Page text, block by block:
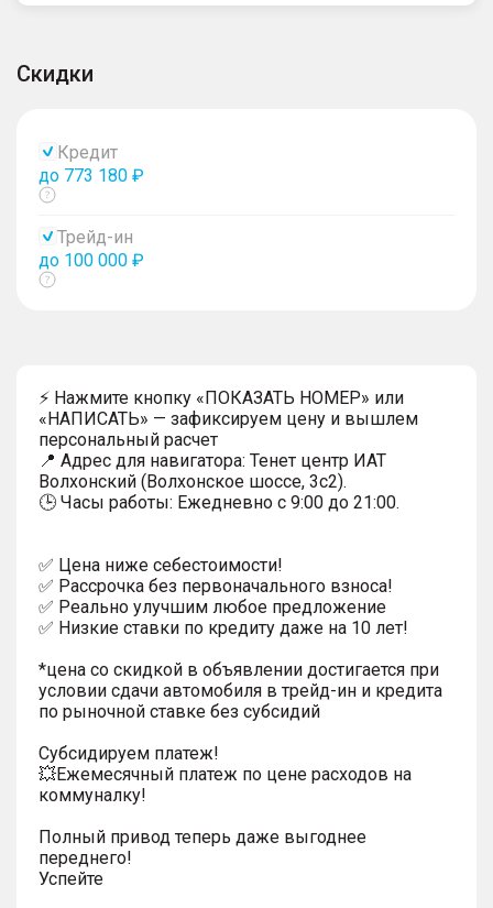
Скидки
Кредит
до 773 180 ₽
Показать
Трейд-ин
до 100 000 ₽
Показать
⚡ Нажмите кнопку «ПОКАЗАТЬ НОМЕР» или
«НАПИСАТЬ» — зафиксируем цену и вышлем
персональный расчет
📍 Адрес для навигатора: Тенет центр ИАТ
Волхонский (Волхонское шоссе, 3с2).
🕒 Часы работы: Ежедневно с 9:00 до 21:00.
✅ Цена ниже себестоимости!
✅ Рассрочка без первоначального взноса!
✅ Реально улучшим любое предложение
✅ Низкие ставки по кредиту даже на 10 лет!
*цена со скидкой в объявлении достигается при
условии сдачи автомобиля в трейд-ин и кредита
по рыночной ставке без субсидий
Субсидируем платеж!
💥Ежемесячный платеж по цене расходов на
коммуналку!
Полный привод теперь даже выгоднее
переднего!
Успейте